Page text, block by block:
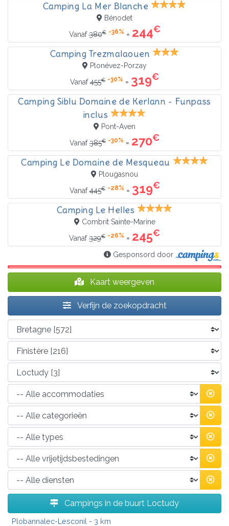
Camping La Mer Blanche
Bénodet
Vanaf380€ -36% = 244€
Camping Trezmalaouen
Plonévez-Porzay
Vanaf455€ -30% = 319€
Camping Siblu Domaine de Kerlann - Funpass
inclus
Pont-Aven
Vanaf385€ -30% = 270€
Camping Le Domaine de Mesqueau
Plougasnou
Vanaf445€ -28% = 319€
Camping Le Helles
Combrit Sainte-Marine
Vanaf329€ -26% = 245€
Gesponsord door
Kaart weergeven
Verfijn de zoekopdracht
Campings in de buurt Loctudy
Plobannalec-Lesconil - 3 km